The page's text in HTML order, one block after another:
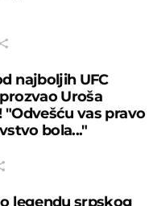
najboljih UFC
Uroša
"Odvešću vas pravo
bola..."
legendu srpskog